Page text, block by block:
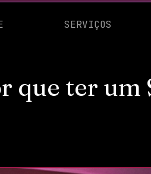
SERVIÇOS
que ter um